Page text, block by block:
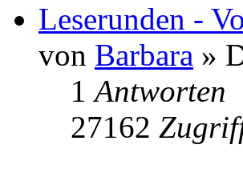
Leserunden -
von Barbara »
1Antworten
27162